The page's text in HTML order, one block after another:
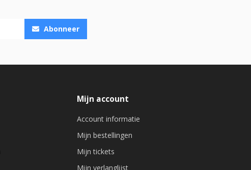
Abonneer
Mijn account
Account informatie
Mijn bestellingen
Mijn tickets
Mijn verlanglijst